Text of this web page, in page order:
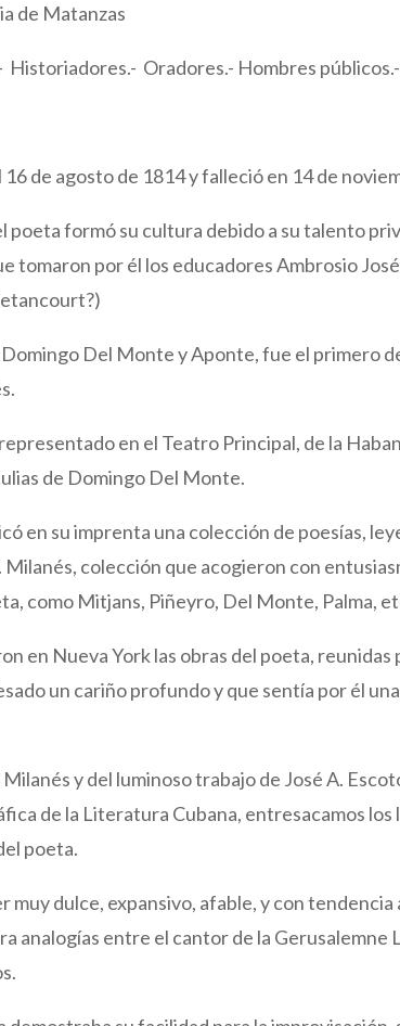
de Matanzas
Historiadores.- Oradores.- Hombres
de agosto de 1814 y falleció en 14 de
poeta formó su cultura debido a su talento
tomaron por él los educadores Ambrosio
Del Monte y Aponte, fue el primero
en el Teatro Principal, de la
de Domingo Del Monte.
en su imprenta una colección de poesías,
Milanés, colección que acogieron con
como Mitjans, Piñeyro, Del Monte, Palma,
en Nueva York las obras del poeta, reunidas
un cariño profundo y que sentía por él
y del luminoso trabajo de José A.
de la Literatura Cubana, entresacamos los
poeta.
dulce, expansivo, afable, y con tendencia
analogías entre el cantor de la Gerusalemne